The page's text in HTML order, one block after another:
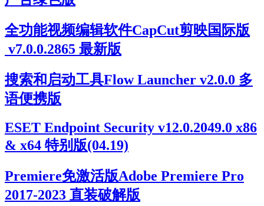
全功能视频编辑软件CapCut剪映国际版
v7.0.0.2865 最新版
搜索和启动工具Flow Launcher v2.0.0 多
语便携版
ESET Endpoint Security v12.0.2049.0 x86
& x64 特别版(04.19)
Premiere免激活版Adobe Premiere Pro
2017-2023 直装破解版